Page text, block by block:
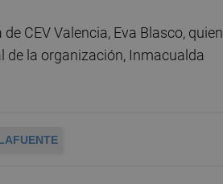
CEV Valencia, Eva Blasco, quien
de la organización, Inmacualda